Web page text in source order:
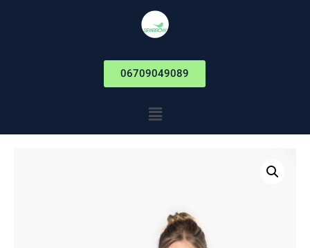
06709049089